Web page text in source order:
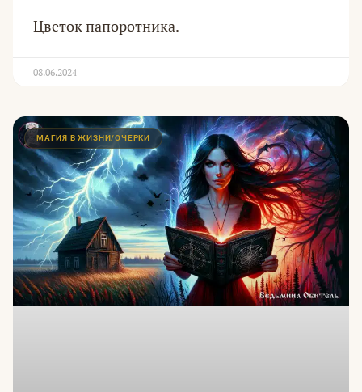
Цветок папоротника.
08.06.2024
МАГИЯ В ЖИЗНИ/ОЧЕРКИ